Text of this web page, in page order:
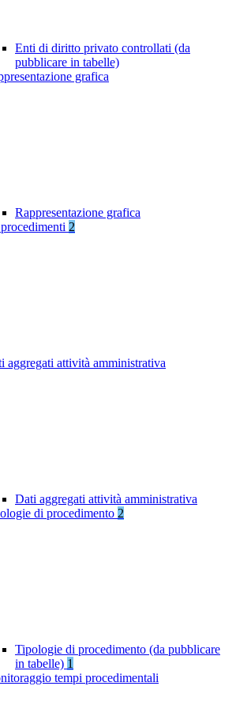
Enti di diritto privato controllati (da
pubblicare in tabelle)
grafica
Rappresentazione grafica
2
aggregati attività amministrativa
Dati aggregati attività amministrativa
di procedimento 2
Tipologie di procedimento (da pubblicare
in tabelle) 1
tempi procedimentali